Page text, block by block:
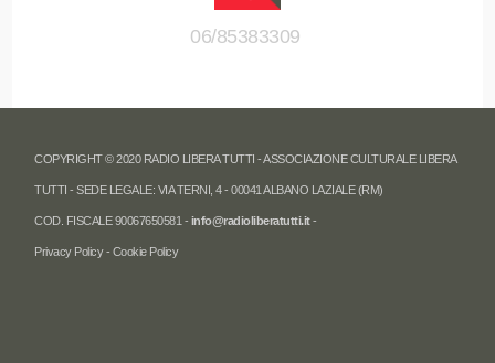
06/85383309
COPYRIGHT © 2020 RADIO LIBERA TUTTI - ASSOCIAZIONE CULTURALE LIBERA
TUTTI - SEDE LEGALE: VIA TERNI, 4 - 00041 ALBANO LAZIALE (RM)
COD. FISCALE 90067650581 - info@radioliberatutti.it-
Privacy Policy- Cookie Policy